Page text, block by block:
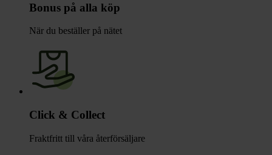
Bonus på alla köp
När du beställer på nätet
Click & Collect
Fraktfritt till våra återförsäljare